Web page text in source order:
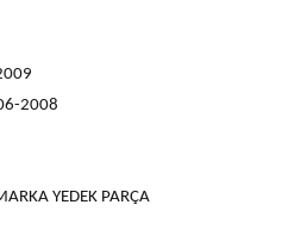
2008
YEDEK PARÇA